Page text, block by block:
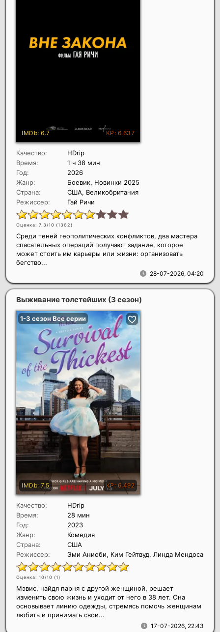
Качество:
HDrip
Время:
1 ч 38 мин
Год:
2026
Жанр:
Боевик, Новинки 2025
Страна:
США, Великобритания
Режиссер:
Гай Ричи
Оценка: 7.3/10 (1362)
28-07-2026, 04:20
Среди теней геополитических конфликтов, два мастера
спасательных операций получают задание, которое
может стоить им карьеры или жизни: организовать
бегство...
Выживание толстейших (3 сезон)
Качество:
HDrip
Время:
28 мин
Год:
2023
Жанр:
Комедия
Страна:
США
Режиссер:
Эми Аниоби, Ким Гейтвуд, Линда Мендоса
Оценка: 10/10 (1)
17-07-2026, 22:43
Мэвис, найдя парня с другой женщиной, решает
изменить свою жизнь и уходит от него в 38 лет. Она
основывает линию одежды, стремясь помочь женщинам
любить и принимать свои...